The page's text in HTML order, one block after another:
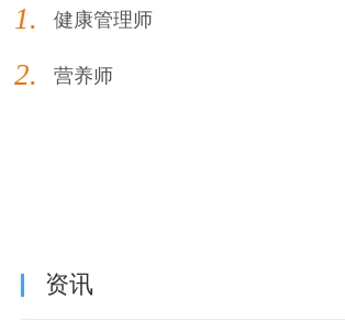
1. 健康管理师
2. 营养师
资讯